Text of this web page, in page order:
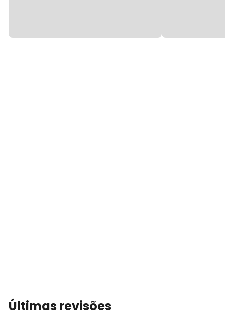
Últimas revisões